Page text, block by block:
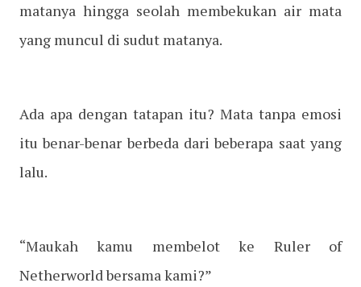
matanya hingga seolah membekukan air mata
yang muncul di sudut matanya.
Ada apa dengan tatapan itu? Mata tanpa emosi
itu benar-benar berbeda dari beberapa saat yang
lalu.
“Maukah kamu membelot ke Ruler of
Netherworld bersama kami?”